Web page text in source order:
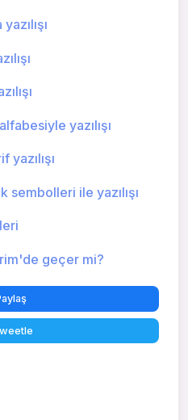
yazılışı
yazılışı
sembolleri ile yazılışı
geçer mi?